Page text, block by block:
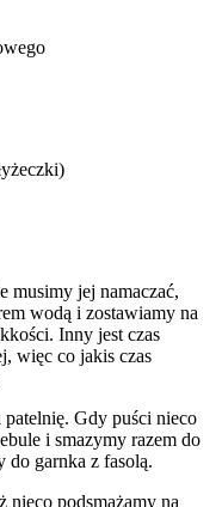
musimy jej namaczać,
wodą i zostawiamy na
Inny jest czas
więc co jakis czas
Gdy puści nieco
i smazymy razem do
do garnka z fasolą.
nieco podsmażamy na